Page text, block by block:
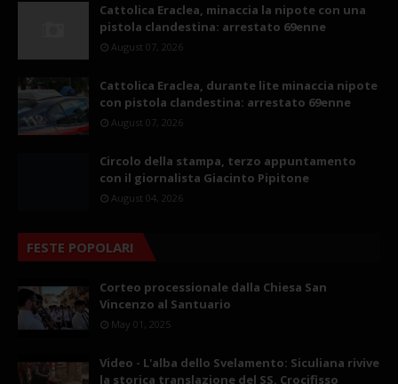
Cattolica Eraclea, minaccia la nipote con una
pistola clandestina: arrestato 69enne
August 07, 2026
Cattolica Eraclea, durante lite minaccia nipote
con pistola clandestina: arrestato 69enne
August 07, 2026
Circolo della stampa, terzo appuntamento
con il giornalista Giacinto Pipitone
August 04, 2026
FESTE POPOLARI
Corteo processionale dalla Chiesa San
Vincenzo al Santuario
May 01, 2025
Video - L'alba dello Svelamento: Siculiana rivive
la storica translazione del SS. Crocifisso